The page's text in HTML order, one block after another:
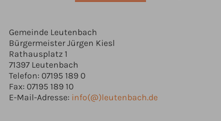
Gemeinde Leutenbach
Bürgermeister Jürgen Kiesl
Rathausplatz 1
71397 Leutenbach
Telefon: 07195 189 0
Fax: 07195 189 10
E-Mail-Adresse: info(@)leutenbach.de